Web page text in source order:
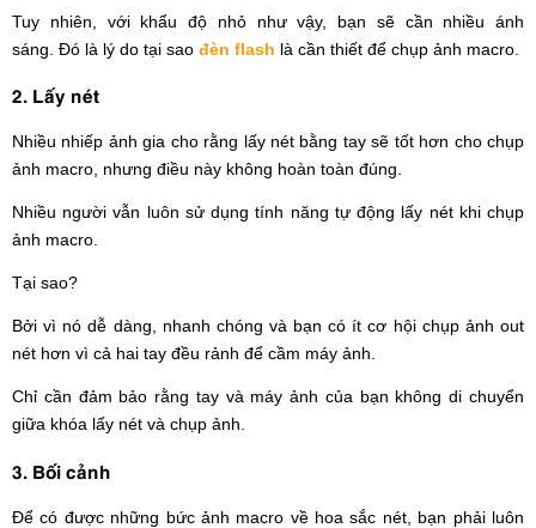
Tuy nhiên, với khẩu độ nhỏ như vậy, bạn sẽ cần nhiều ánh
sáng. Đó là lý do tại sao đèn flash là cần thiết để chụp ảnh macro.
2. Lấy nét
Nhiều nhiếp ảnh gia cho rằng lấy nét bằng tay sẽ tốt hơn cho chụp
ảnh macro, nhưng điều này không hoàn toàn đúng.
Nhiều người vẫn luôn sử dụng tính năng tự động lấy nét khi chụp
ảnh macro.
Tại sao?
Bởi vì nó dễ dàng, nhanh chóng và bạn có ít cơ hội chụp ảnh out
nét hơn vì cả hai tay đều rảnh để cầm máy ảnh.
Chỉ cần đảm bảo rằng tay và máy ảnh của bạn không di chuyển
giữa khóa lấy nét và chụp ảnh.
3. Bối cảnh
Để có được những bức ảnh macro về hoa sắc nét, bạn phải luôn